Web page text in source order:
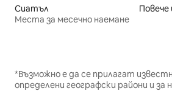
Сиатъл
Места за месечно наемане
Повече
*Възможно е да се прилагат
определени географски райони и